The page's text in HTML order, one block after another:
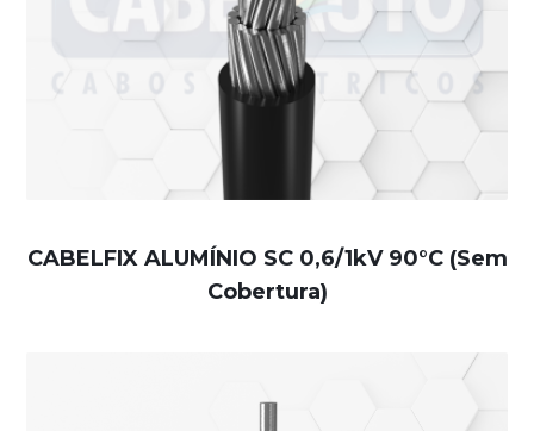
CABELFIX ALUMÍNIO SC 0,6/1kV 90°C (Sem
Cobertura)